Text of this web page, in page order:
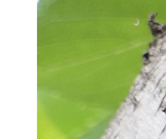
な勢力になる見込み。